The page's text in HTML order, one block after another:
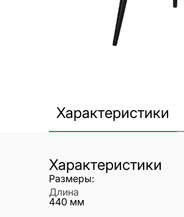
Характеристики
Характеристики
Размеры:
Длина
440 мм